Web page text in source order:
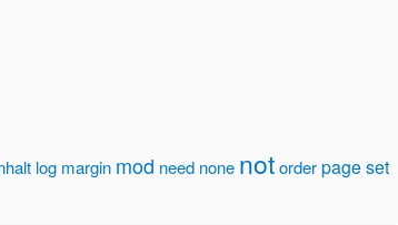
log margin mod need none notorderpageset